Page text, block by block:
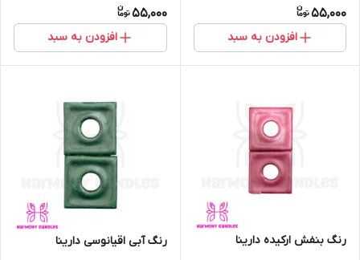
55,000
افزودن به سبد
55,000
افزودن به سبد
رنگ بنفش ارکیده دارینا رنگ آبی اقیانوسی دارینا